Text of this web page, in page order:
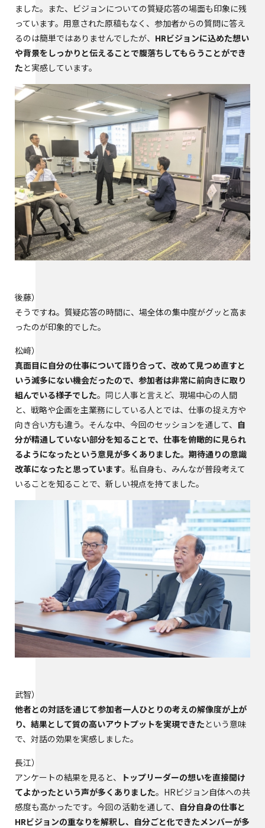
ました。また、ビジョンについての質疑応答の場面も印象に残
っています。用意された原稿もなく、参加者からの質問に答え
るのは簡単ではありませんでしたが、 HRビジョンに込めた想い
や背景をしっかりと伝えることで腹落ちしてもらうことができ
たと実感しています。
後藤
そうですね。質疑応答の時間に、場全体の集中度がグッと高ま
ったのが印象的でした。
松﨑
真面目に自分の仕事について語り合って、改めて見つめ直すと
いう滅多にない機会だったので、参加者は非常に前向きに取り
組んでいる様子でした。同じ人事と言えど、現場中心の人間
と、戦略や企画を主業務にしている人とでは、仕事の捉え方や
向き合い方も違う。そんな中、今回のセッションを通して、 自
分が精通していない部分を知ることで、仕事を俯瞰的に見られ
るようになったという意見が多くありました。期待通りの意識
改革になったと思っています。私自身も、みんなが普段考えて
いることを知ることで、新しい視点を持てました。
武智
他者との対話を通じて参加者一人ひとりの考えの解像度が上が
り、結果として質の高いアウトプットを実現できたという意味
で、対話の効果を実感しました。
長江
アンケートの結果を見ると、
トップリーダーの想いを直接聞け
てよかったという声が多くありました。HRビジョン自体への共
感度も高かったです。今回の活動を通して、 自分自身の仕事と
HRビジョンの重なりを解釈し、自分ごと化できたメンバーが多